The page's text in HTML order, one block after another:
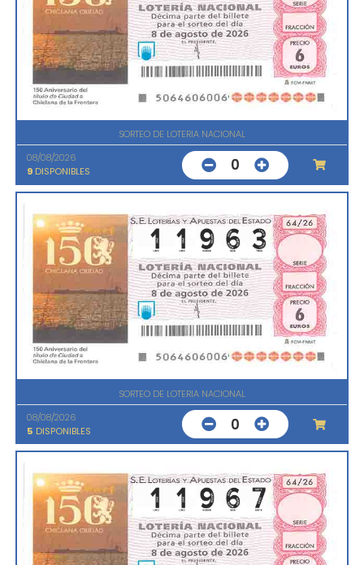
SORTEO DE LOTERIA NACIONAL
08/08/2026
9 DISPONIBLES 0
SORTEO DE LOTERIA NACIONAL
08/08/2026
5 DISPONIBLES 0